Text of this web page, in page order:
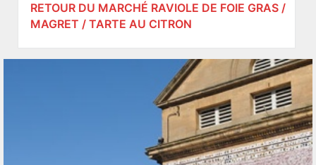
RETOUR DU MARCHÉ RAVIOLE DE FOIE GRAS /
MAGRET / TARTE AU CITRON